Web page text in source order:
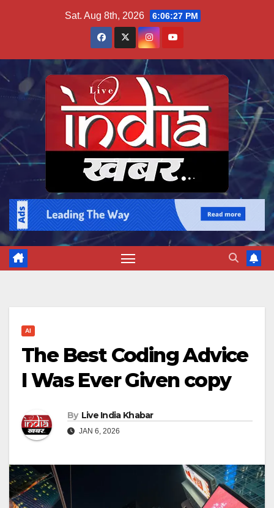
Sat. Aug 8th, 2026 6:06:28 PM
AI
The Best Coding Advice
I Was Ever Given copy
By Live India Khabar
JAN 6, 2026